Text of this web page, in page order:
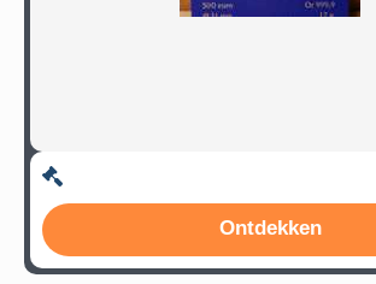
Ontdekken